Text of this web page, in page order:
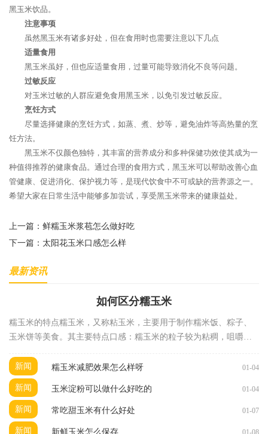
黑玉米饮品。
注意事项
虽然黑玉米有诸多好处，但在食用时也需要注意以下几点
适量食用
黑玉米虽好，但也应适量食用，过量可能导致消化不良等问题。
过敏反应
对玉米过敏的人群应避免食用黑玉米，以免引发过敏反应。
烹饪方式
尽量选择健康的烹饪方式，如蒸、煮、炒等，避免油炸等高热量的烹
饪方法。
黑玉米不仅颜色独特，其丰富的营养成分和多种保健功效使其成为一
种值得推荐的健康食品。通过合理的食用方式，黑玉米可以帮助改善心血
管健康、促进消化、保护视力等，是现代饮食中不可或缺的营养源之一。
希望大家在日常生活中能够多加尝试，享受黑玉米带来的健康益处。
上一篇： 鲜糯玉米浆苞怎么做好吃
下一篇： 太阳花玉米口感怎么样
最新资讯
如何区分糯玉米
糯玉米的特点糯玉米，又称粘玉米，主要用于制作糯米饭、粽子、
玉米饼等美食。其主要特点口感：糯玉米的粒子较为粘稠，咀嚼时
新闻
糯玉米减肥效果怎么样呀 01-04
新闻 玉米淀粉可以做什么好吃的 01-04
新闻 常吃甜玉米有什么好处 01-07
新闻 新鲜玉米怎么保存 01-08